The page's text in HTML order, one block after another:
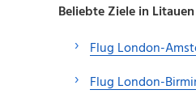
Beliebte Ziele in
Flug London-
Flug London-